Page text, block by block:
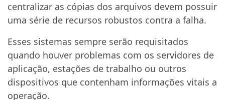
centralizar as cópias dos arquivos devem possuir
uma série de recursos robustos contra a falha.
Esses sistemas sempre serão requisitados
quando houver problemas com os servidores de
aplicação, estações de trabalho ou outros
dispositivos que contenham informações vitais a
operação.